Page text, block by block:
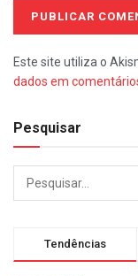
Este site utiliza o
dados em
Pesquisar
Tendências